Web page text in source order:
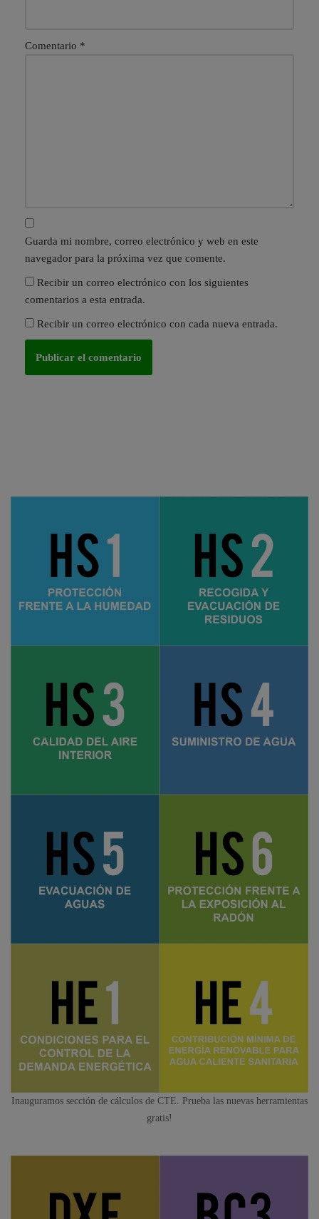
Comentario *
Guarda mi nombre, correo electrónico y web en este
navegador para la próxima vez que comente.
Recibir un correo electrónico con los siguientes
comentarios a esta entrada.
Recibir un correo electrónico con cada nueva entrada.
Inauguramos sección de cálculos de CTE. Prueba las nuevas herramientas
gratis!